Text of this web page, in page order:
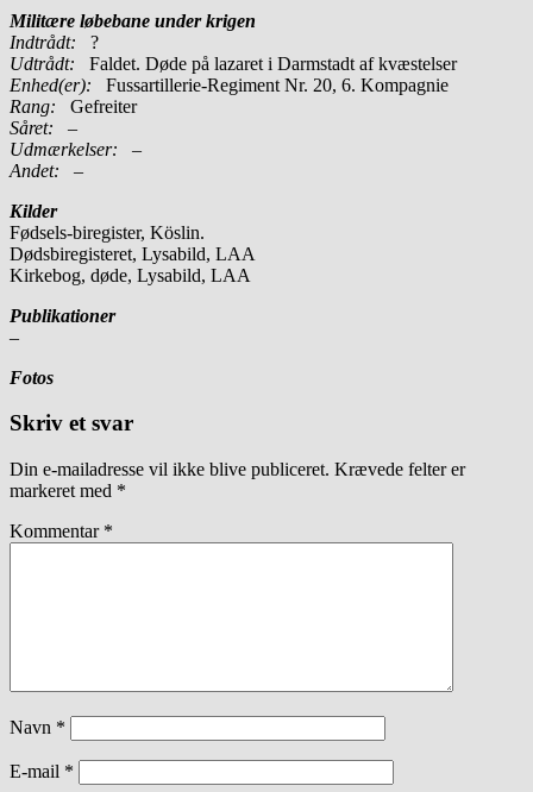
Militære løbebane under krigen
Indtrådt: ?
Udtrådt: Faldet. Døde på lazaret i Darmstadt af kvæstelser
Enhed(er):
Fussartillerie-Regiment Nr. 20, 6. Kompagnie
Rang:
Gefreiter
Såret: –
Udmærkelser: –
Andet: –
Kilder
Fødsels-biregister, Köslin.
Dødsbiregisteret, Lysabild, LAA
Kirkebog, døde, Lysabild, LAA
Publikationer
–
Fotos
Skriv et svar
Din e-mailadresse vil ikke blive publiceret. Krævede felter er
markeret med *
Kommentar *
Navn *
E-mail *